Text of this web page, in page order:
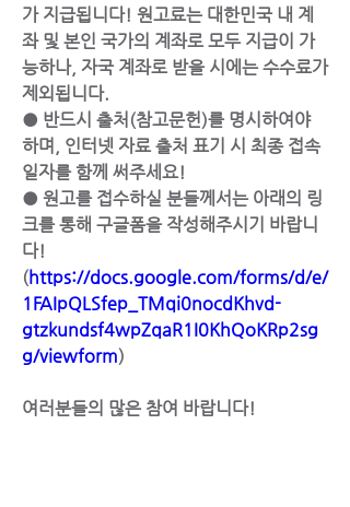
가 지급됩니다! 원고료는 대한민국 내 계
좌 및 본인 국가의 계좌로 모두 지급이 가
능하나, 자국 계좌로 받을 시에는 수수료가
제외됩니다.
● 반드시 출처(참고문헌)를 명시하여야
하며, 인터넷 자료 출처 표기 시 최종 접속
일자를 함께 써주세요!
● 원고를 접수하실 분들께서는 아래의 링
크를 통해 구글폼을 작성해주시기 바랍니
다!
(https://docs.google.com/forms/d/e/
1FAIpQLSfep_TMqi0nocdKhvd-
gtzkundsf4wpZqaR1I0KhQoKRp2sg
g/viewform)
여러분들의 많은 참여 바랍니다!